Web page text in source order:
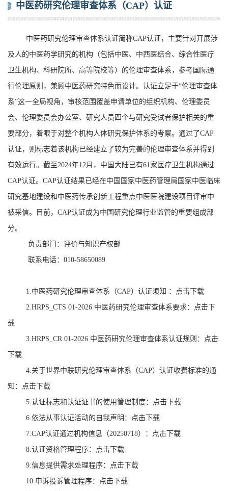
中医药研究伦理审查体系（CAP）认证
中医药研究伦理审查体系认证简称CAP认证，主要针对开展涉
及人的中医药学研究的机构（包括中医、中西医结合、综合性医疗
卫生机构、科研院所、高等院校等）的伦理审查体系，参考国际通
行伦理原则，兼顾中医药研究特色而设计。认证立足于“伦理审查体
系”这一全局视角，审核范围覆盖申请单位的组织机构、伦理委员
会、伦理委员会办公室、研究人员四个与研究受试者保护相关的重
要部分，着眼于对整个机构人体研究保护体系的考察。通过了CAP
认证，则标志着该机构已经建立了较为完善的伦理审查体系并得到
有效运行。截至2024年12月，中国大陆已有61家医疗卫生机构通过
CAP认证。CAP认证结果已经在中国国家中医药管理局国家中医临床
研究基地建设和中医药传承创新工程重点中医医院建设项目评审中
被采信。目前，CAP认证成为中国研究伦理行业监管的重要组成部
分。
负责部门：评价与知识产权部
联系电话：010-58650089
1.中医药研究伦理审查体系（CAP）认证须知 ： 点击下载
2.HRPS_CTS 01-2026 中医药研究伦理审查体系要求： 点击下
载
3.HRPS_CR 01-2026 中医药研究伦理审查体系认证规则： 点击
下载
4.关于世界中联研究伦理审查体系（CAP）认证收费标准的通
知： 点击下载
5.认证标志和认证证书的使用管理制度： 点击下载
6.依法从事认证活动的自我声明： 点击下载
7.CAP认证通过机构信息（20250718）： 点击下载
8.认证资格管理程序： 点击下载
9.信息提供需求处理程序： 点击下载
10.申诉投诉管理程序： 点击下载